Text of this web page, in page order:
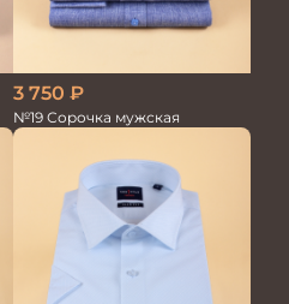
3 750 ₽
№19 Сорочка мужская